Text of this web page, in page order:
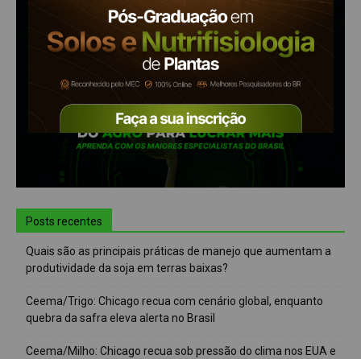
Posts recentes
Quais são as principais práticas de manejo que aumentam a
produtividade da soja em terras baixas?
Ceema/Trigo: Chicago recua com cenário global, enquanto
quebra da safra eleva alerta no Brasil
Ceema/Milho: Chicago recua sob pressão do clima nos EUA e